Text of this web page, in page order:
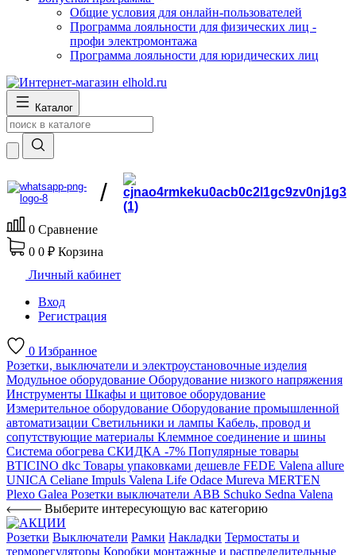
Общие условия для онлайн-пользователей
Программа лояльности для физических лиц -
профи электромонтажа
Программа лояльности для юридических лиц
Каталог
/
0 Сравнение
0 0 ₽ Корзина
Личный кабинет
Вход
Регистрация
0 Избранное
Розетки, выключатели и электроустановочные изделия
Модульное оборудование Оборудование низкого напряжения
Инструменты Шкафы и щитовое оборудование
Измерительное оборудование Оборудование промышленной
автоматизации Светильники и лампы Кабель, провод и
сопутствующие материалы Клеммное соединение и шины
Система обогрева СКИДКА -7% Популярные товары
BTICINO dkc Товары упаковками дешевле FEDE Valena allure
UNICA Celiane Impuls Valena Life Odace Mureva MERTEN
Plexo Galea Розетки выключатели ABB Schuko Sedna Valena
Выберите интересующую вас категорию
Розетки Выключатели Рамки Накладки Термостаты и
терморегуляторы Коробки монтажные и распределительные